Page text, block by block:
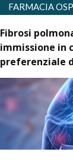
FARMACIA
Fibrosi
immissione in
preferenziale